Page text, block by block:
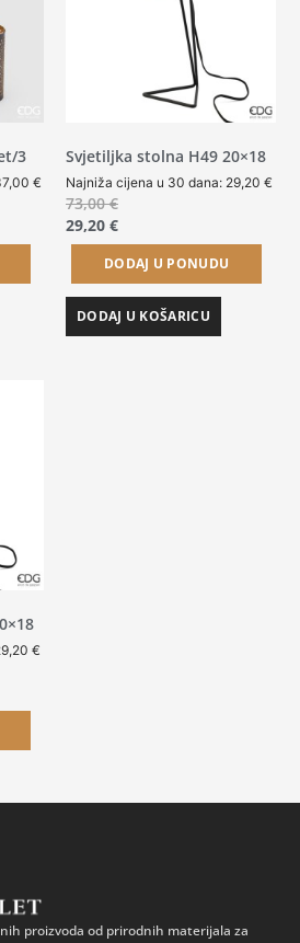
3
€
Svjetiljka stolna H49 20×18
Najniža cijena u 30 dana: 29,20 €
73,00€
29,20 €
DODAJ U PONUDU
DODAJ U KOŠARICU
€
proizvoda od prirodnih materijala za